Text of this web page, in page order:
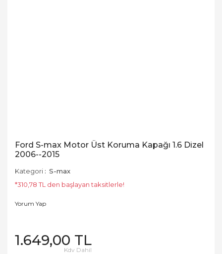
Ford S-max Motor Üst Koruma Kapağı 1.6 Dizel
2006--2015
Kategori
S-max
*310,78 TL den başlayan taksitlerle!
Yorum Yap
1.649,00 TL
Kdv Dahil